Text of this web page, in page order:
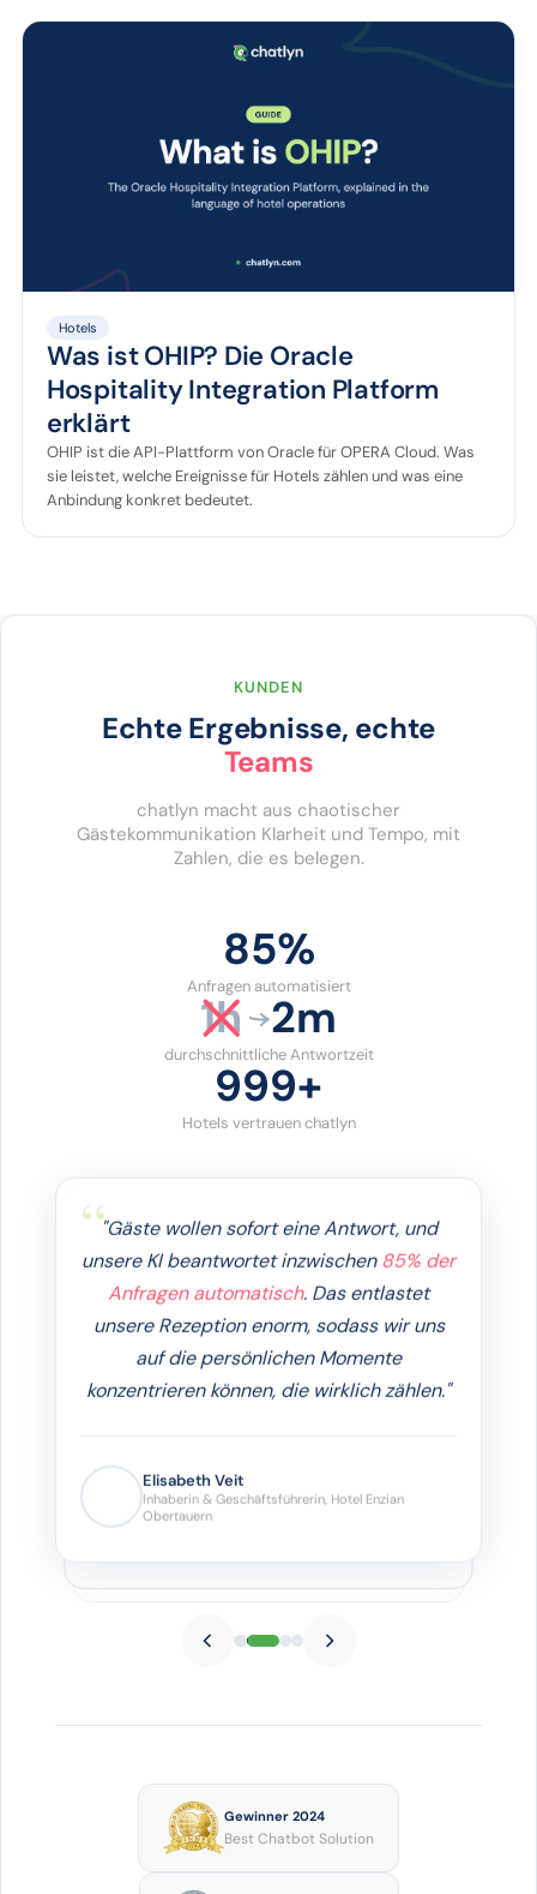
Hotels
Was ist OHIP? Die Oracle
Hospitality Integration Platform
erklärt
OHIP ist die API-Plattform von Oracle für OPERA Cloud. Was
sie leistet, welche Ereignisse für Hotels zählen und was eine
Anbindung konkret bedeutet.
KUNDEN
Echte Ergebnisse, echte
Teams
chatlyn macht aus chaotischer
Gästekommunikation Klarheit und Tempo, mit
Zahlen, die es belegen.
86%
Anfragen automatisiert
1h 2m
durchschnittliche Antwortzeit
1000+
Hotels vertrauen chatlyn
"Gäste wollen sofort eine Antwort, und
unsere KI beantwortet inzwischen85% der
Anfragen automatisch. Das entlastet
unsere Rezeption enorm, sodass wir uns
auf die persönlichen Momente
konzentrieren können, die wirklich zählen."
Elisabeth Veit
Inhaberin & Geschäftsführerin, Hotel
Enzian Obertauern
Gewinner 2024
Best Chatbot Solution